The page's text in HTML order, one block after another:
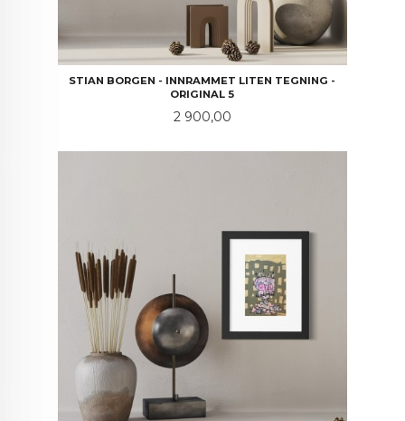
STIAN BORGEN - INNRAMMET LITEN TEGNING -
ORIGINAL 5
Pris
2 900,00